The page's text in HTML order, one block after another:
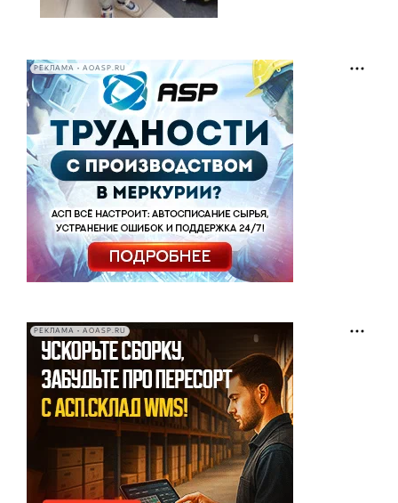
РЕКЛАМА • AOASP.RU
РЕКЛАМА • AOASP.RU